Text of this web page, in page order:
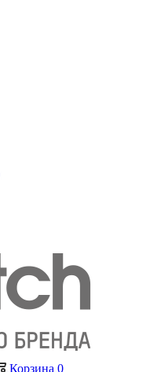
Корзина 0